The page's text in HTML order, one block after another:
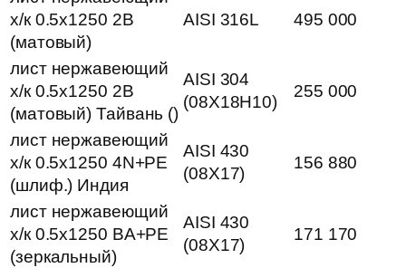
х/к 0.5х1250 2B
(матовый)
AISI 316L 495 000
лист нержавеющий
х/к 0.5х1250 2B
(матовый) Тайвань ()
AISI 304
(08Х18Н10)
255 000
лист нержавеющий
х/к 0.5х1250 4N+PE
(шлиф.) Индия
AISI 430
(08Х17)
156 880
лист нержавеющий
х/к 0.5х1250 BA+PE
(зеркальный)
AISI 430
(08Х17)
171 170